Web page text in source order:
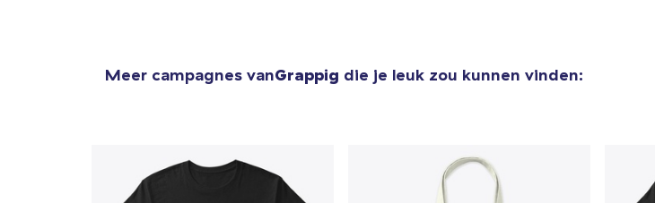
Meer campagnes vanGrappig die je leuk zou kunnen vinden: